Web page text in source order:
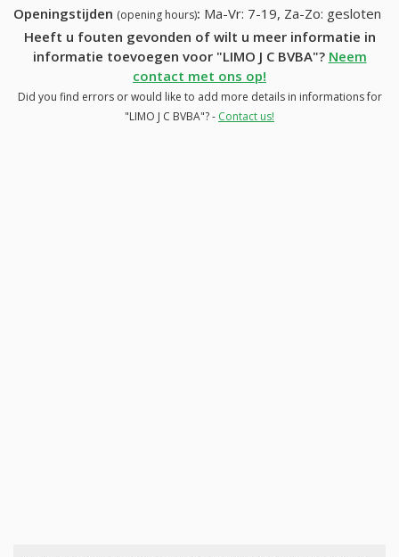
Openingstijden (opening hours): Ma-Vr: 7-19, Za-Zo: gesloten
Heeft u fouten gevonden of wilt u meer informatie in
informatie toevoegen voor "LIMO J C BVBA"? Neem
contact met ons op!
Did you find errors or would like to add more details in informations for
"LIMO J C BVBA"? - Contact us!